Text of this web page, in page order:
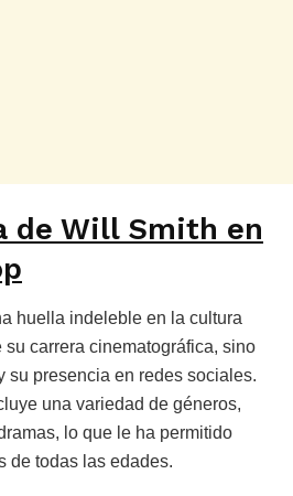
de Will Smith en
huella indeleble en la cultura
su carrera cinematográfica, sino
su presencia en redes sociales.
una variedad de géneros,
lo que le ha permitido
de todas las edades.